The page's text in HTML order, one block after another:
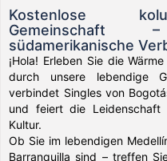
Kostenlose
südamerikanische
¡Hola! Erleben Sie die
durch unsere lebendige
verbindet Singles von
und feiert die Leidenschaft
Kultur.
Ob Sie im lebendigen
Barranquilla sind – treffen